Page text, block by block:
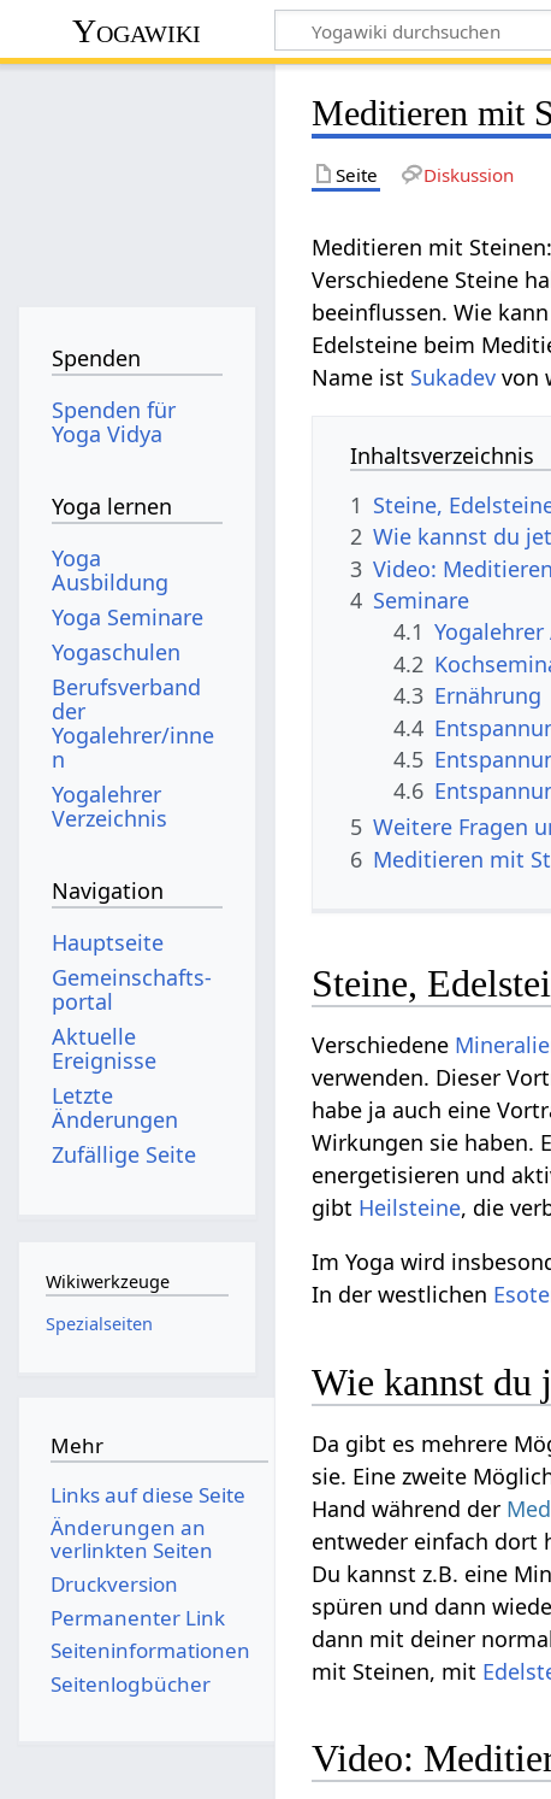
Yogawiki
Meditieren mit
Seite Diskussion
Meditieren mit
Verschiedene Steine
beeinflussen. Wie
Edelsteine beim
Name ist Sukadev von
Inhaltsverzeichnis
1 Steine,
2 Wie kannst du
3 Video:
4 Seminare
4.1
4.2
4.3 Ernährung
4.4
4.5
4.6
5 Weitere Fragen
6 Meditieren mit
Steine,
Verschiedene
verwenden. Dieser
habe ja auch eine
Wirkungen sie haben.
energetisieren und
gibt Heilsteine, die
Im Yoga wird
In der westlichen
Wie kannst du
Da gibt es mehrere
sie. Eine zweite
Hand während der
entweder einfach dort
Du kannst z.B. eine
spüren und dann
dann mit deiner
mit Steinen, mit
Video:
Spenden
Spenden für
Yoga Vidya
Yoga lernen
Yoga
Ausbildung
Yoga Seminare
Yogaschulen
Berufsverband
der
Yogalehrer/inne
n
Yogalehrer
Verzeichnis
Navigation
Hauptseite
Gemeinschafts­
portal
Aktuelle
Ereignisse
Letzte
Änderungen
Zufällige Seite
Wikiwerkzeuge
Spezialseiten
Mehr
Links auf diese Seite
Änderungen an
verlinkten Seiten
Druckversion
Permanenter Link
Seiten­­informationen
Seitenlogbücher